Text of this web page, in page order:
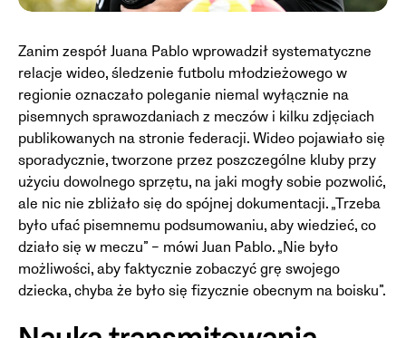
Zanim zespół Juana Pablo wprowadził systematyczne
relacje wideo, śledzenie futbolu młodzieżowego w
regionie oznaczało poleganie niemal wyłącznie na
pisemnych sprawozdaniach z meczów i kilku zdjęciach
publikowanych na stronie federacji. Wideo pojawiało się
sporadycznie, tworzone przez poszczególne kluby przy
użyciu dowolnego sprzętu, na jaki mogły sobie pozwolić,
ale nic nie zbliżało się do spójnej dokumentacji. „Trzeba
było ufać pisemnemu podsumowaniu, aby wiedzieć, co
działo się w meczu” – mówi Juan Pablo. „Nie było
możliwości, aby faktycznie zobaczyć grę swojego
dziecka, chyba że było się fizycznie obecnym na boisku”.